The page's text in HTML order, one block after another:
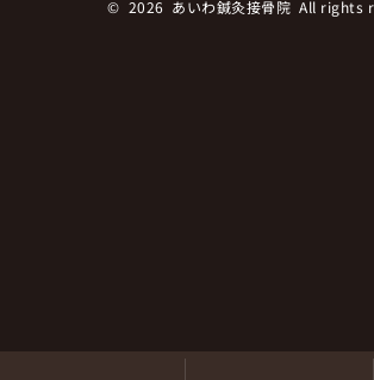
© 2026 あいわ鍼灸接骨院 All rights